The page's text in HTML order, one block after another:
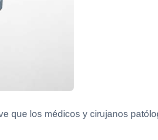
que los médicos y cirujanos